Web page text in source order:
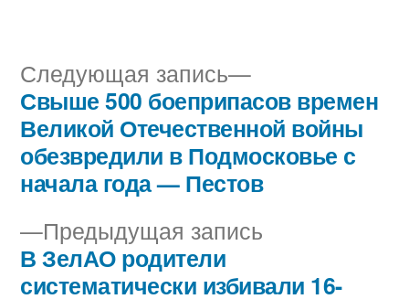
Навигация
по
записям
Предыдущая запись
В ЗелАО родители
систематически избивали 16-
Следующая запись
Следующая
запись:
Свыше 500 боеприпасов времен
Великой Отечественной войны
обезвредили в Подмосковье с
начала года — Пестов